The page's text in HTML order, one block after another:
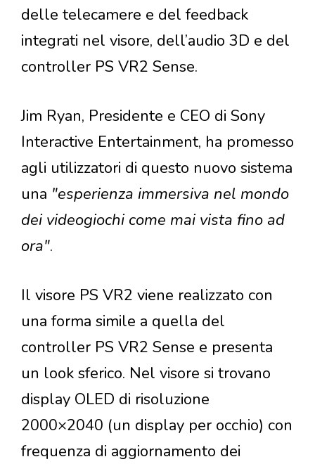
delle telecamere e del feedback
integrati nel visore, dell’audio 3D e del
controller PS VR2 Sense.
Jim Ryan, Presidente e CEO di Sony
Interactive Entertainment, ha promesso
agli utilizzatori di questo nuovo sistema
una "esperienza immersiva nel mondo
dei videogiochi come mai vista fino ad
ora".
Il visore PS VR2 viene realizzato con
una forma simile a quella del
controller PS VR2 Sense e presenta
un look sferico. Nel visore si trovano
display OLED di risoluzione
2000×2040 (un display per occhio) con
frequenza di aggiornamento dei